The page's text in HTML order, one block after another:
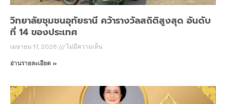
วิทยาลัยชุมชนอุทัยธานี คว้ารางวัลสถิติสูงสุด อันดับ
ที่ 14 ของประเทศ
เมษายน 17, 2026 ไม่มีความเห็น
อ่านรายละเอียด »